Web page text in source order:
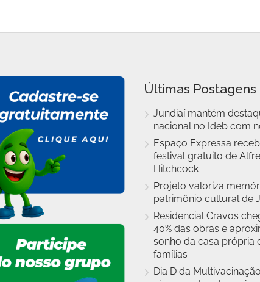
Últimas Postagens
Jundiaí mantém
nacional no Ideb com
Espaço Expressa
festival gratuito de
Hitchcock
Projeto valoriza
patrimônio cultural de
Residencial Cravos
40% das obras e
sonho da casa própria
famílias
Dia D da